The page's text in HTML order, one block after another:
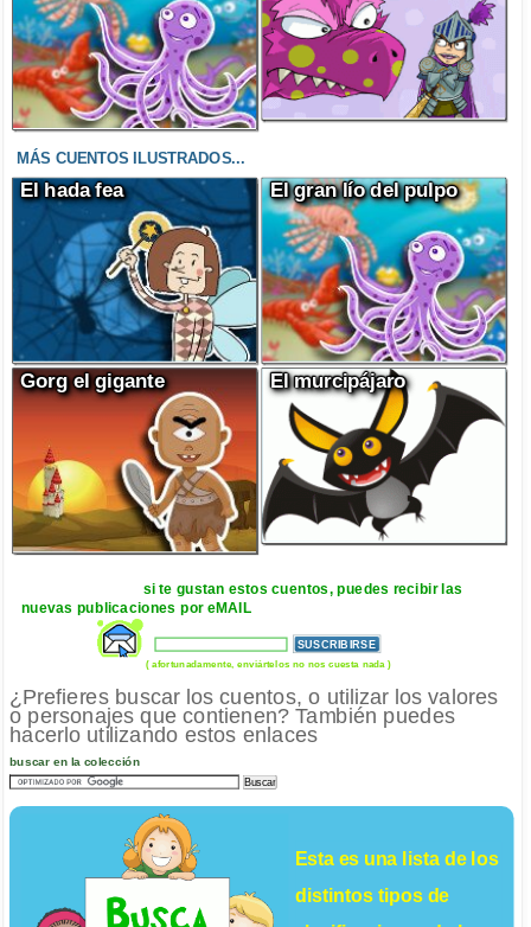
MÁS CUENTOS ILUSTRADOS...
El hada fea El gran lío del pulpo
Gorg el gigante El murcipájaro
si te gustan estos cuentos, puedes recibir las
nuevas publicaciones por eMAIL
( afortunadamente, enviártelos no nos cuesta nada )
¿Prefieres buscar los cuentos, o utilizar los valores
o personajes que contienen? También puedes
hacerlo utilizando estos enlaces
buscar en la colección
Esta es una lista de los
distintos tipos de